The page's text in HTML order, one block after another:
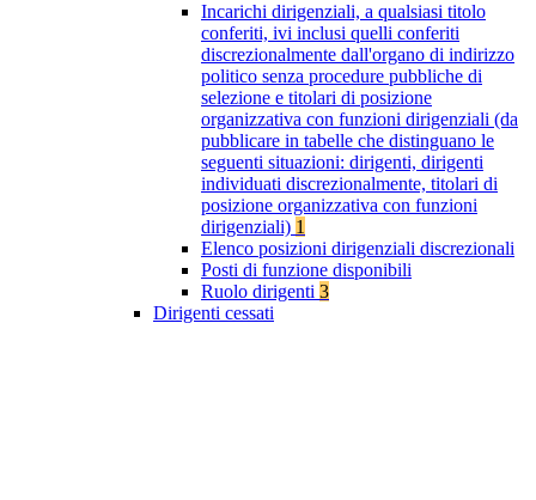
Incarichi dirigenziali, a qualsiasi titolo
conferiti, ivi inclusi quelli conferiti
discrezionalmente dall'organo di indirizzo
politico senza procedure pubbliche di
selezione e titolari di posizione
organizzativa con funzioni dirigenziali (da
pubblicare in tabelle che distinguano le
seguenti situazioni: dirigenti, dirigenti
individuati discrezionalmente, titolari di
posizione organizzativa con funzioni
dirigenziali) 1
Elenco posizioni dirigenziali discrezionali
Posti di funzione disponibili
Ruolo dirigenti 3
Dirigenti cessati